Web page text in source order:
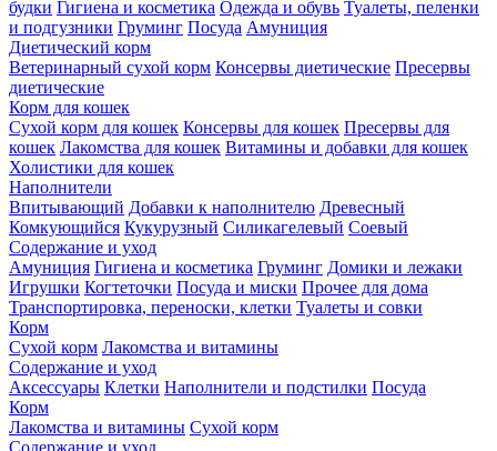
будки Гигиена и косметика Одежда и обувь Туалеты, пеленки
и подгузники Груминг Посуда Амуниция
Диетический корм
Ветеринарный сухой корм Консервы диетические Пресервы
диетические
Корм для кошек
Сухой корм для кошек Консервы для кошек Пресервы для
кошек Лакомства для кошек Витамины и добавки для кошек
Холистики для кошек
Наполнители
Впитывающий Добавки к наполнителю Древесный
Комкующийся Кукурузный Силикагелевый Соевый
Содержание и уход
Амуниция Гигиена и косметика Груминг Домики и лежаки
Игрушки Когтеточки Посуда и миски Прочее для дома
Транспортировка, переноски, клетки Туалеты и совки
Корм
Сухой корм Лакомства и витамины
Содержание и уход
Аксессуары Клетки Наполнители и подстилки Посуда
Корм
Лакомства и витамины Сухой корм
Содержание и уход